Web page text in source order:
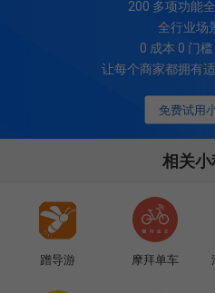
免费试用
200 多项功能
全行业场
0 成本 0 门
让每个商家都拥有
相关
蹭导游 摩拜单车